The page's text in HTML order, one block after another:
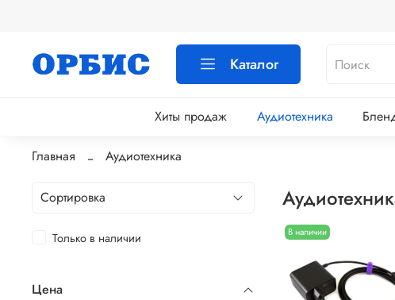
Каталог
Хиты продаж Аудиотехника
Главная Аудиотехника
В наличии
Только в наличии
Цена